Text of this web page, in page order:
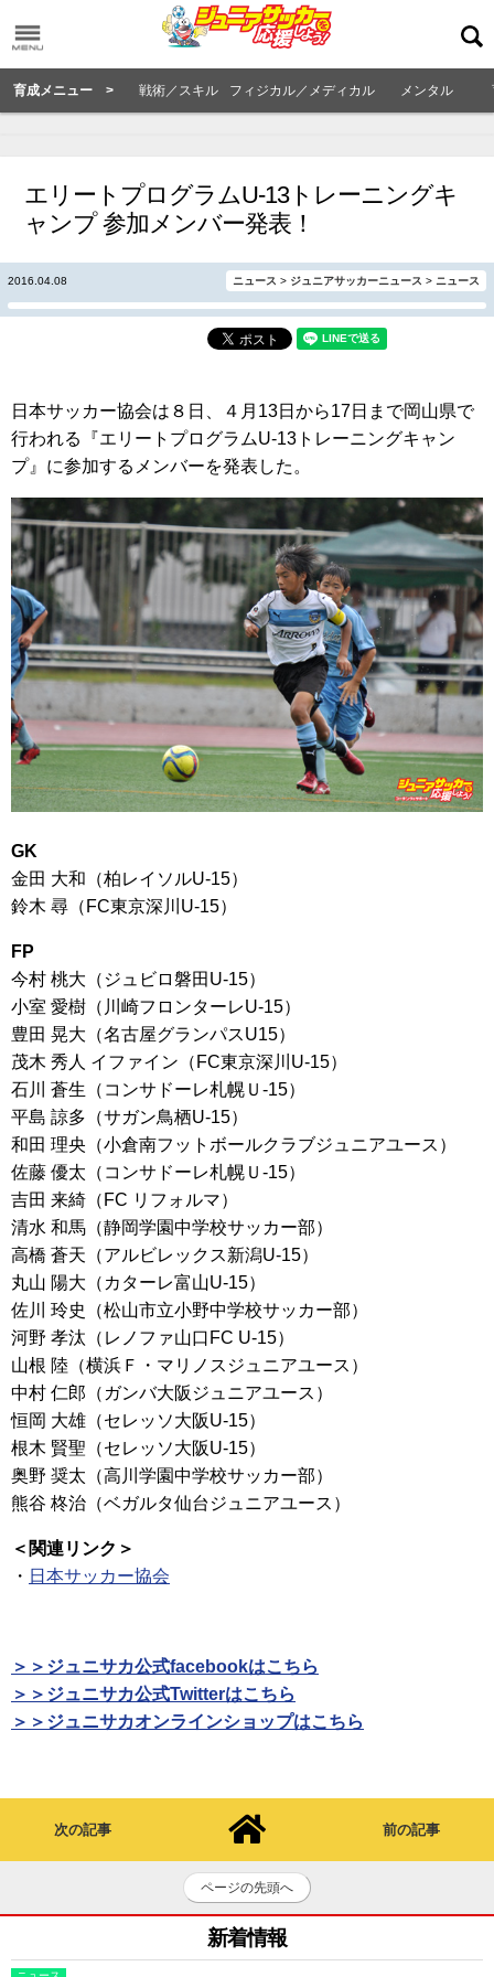
育成メニュー > 戦術／スキル フィジカル／メディカル メンタル
エリートプログラムU-13トレーニングキ
ャンプ 参加メンバー発表！
2016.04.08 ニュース > ジュニアサッカーニュース > ニュース
日本サッカー協会は８日、４月13日から17日まで岡山県で
行われる『エリートプログラムU-13トレーニングキャン
プ』に参加するメンバーを発表した。
GK
金田 大和（柏レイソルU-15）
鈴木 尋（FC東京深川U-15）
FP
今村 桃大（ジュビロ磐田U-15）
小室 愛樹（川崎フロンターレU-15）
豊田 晃大（名古屋グランパスU15）
茂木 秀人 イファイン（FC東京深川U-15）
石川 蒼生（コンサドーレ札幌Ｕ-15）
平島 諒多（サガン鳥栖U-15）
和田 理央（小倉南フットボールクラブジュニアユース）
佐藤 優太（コンサドーレ札幌Ｕ-15）
吉田 来綺（FC リフォルマ）
清水 和馬（静岡学園中学校サッカー部）
高橋 蒼天（アルビレックス新潟U-15）
丸山 陽大（カターレ富山U-15）
佐川 玲史（松山市立小野中学校サッカー部）
河野 孝汰（レノファ山口FC U-15）
山根 陸（横浜Ｆ・マリノスジュニアユース）
中村 仁郎（ガンバ大阪ジュニアユース）
恒岡 大雄（セレッソ大阪U-15）
根木 賢聖（セレッソ大阪U-15）
奥野 奨太（高川学園中学校サッカー部）
熊谷 柊治（ベガルタ仙台ジュニアユース）
＜関連リンク＞
・ 日本サッカー協会
＞＞ジュニサカ公式facebookはこちら
＞＞ジュニサカ公式Twitterはこちら
＞＞ジュニサカオンラインショップはこちら
次の記事 前の記事
ページの先頭へ
新着情報